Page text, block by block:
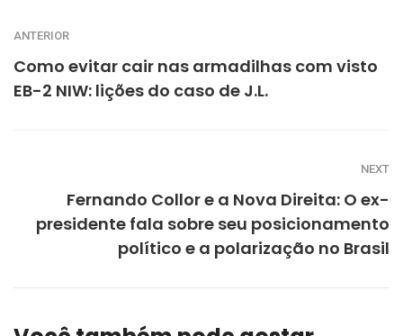
ANTERIOR
Como evitar cair nas armadilhas com visto
EB-2 NIW: lições do caso de J.L.
NEXT
Fernando Collor e a Nova Direita: O ex-
presidente fala sobre seu posicionamento
político e a polarização no Brasil